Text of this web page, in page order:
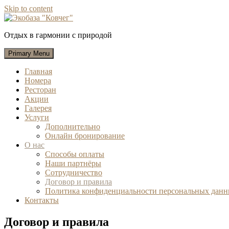
Skip to content
Экобаза "Ковчег"
Отдых в гармонии с природой
Primary Menu
Главная
Номера
Ресторан
Акции
Галерея
Услуги
Дополнительно
Онлайн бронирование
О нас
Способы оплаты
Наши партнёры
Сотрудничество
Договор и правила
Политика конфиденциальности персональных
Контакты
Договор и правила